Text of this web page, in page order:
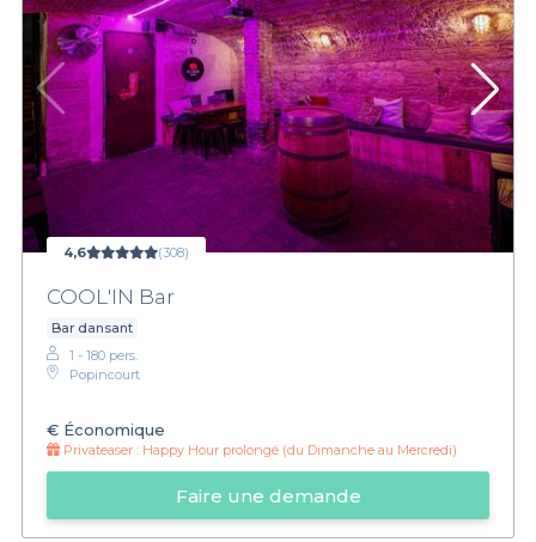
4,6 (308)
COOL'IN Bar
Bar dansant
1 - 180 pers.
Popincourt
€ Économique
Privateaser : Happy Hour prolongé (du Dimanche au Mercredi)
Faire une demande